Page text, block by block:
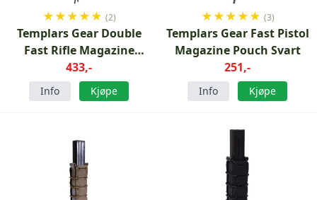
★★★★★ (2)
Templars Gear Double
Fast Rifle Magazine
Pouch Black
433,-
Info Kjøpe
★★★★★ (3)
Templars Gear Fast Pistol
Magazine Pouch Svart
251,-
Info Kjøpe